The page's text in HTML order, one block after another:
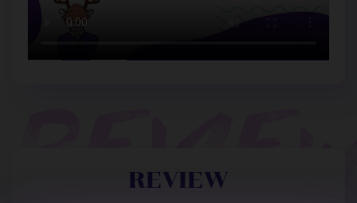
REVIEW